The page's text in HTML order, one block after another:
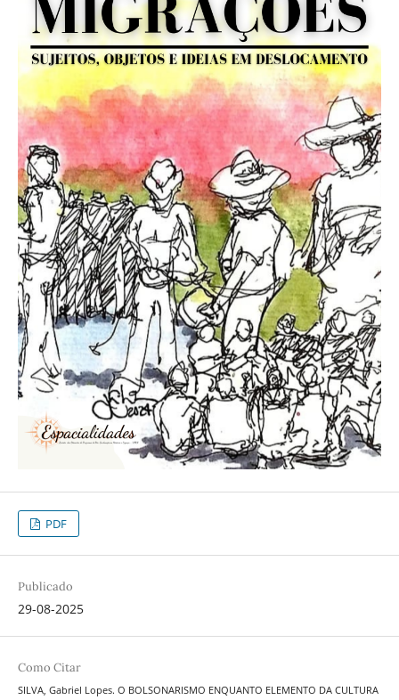
PDF
Publicado
29-08-2025
Como Citar
SILVA, Gabriel Lopes. O BOLSONARISMO ENQUANTO ELEMENTO DA CULTURA